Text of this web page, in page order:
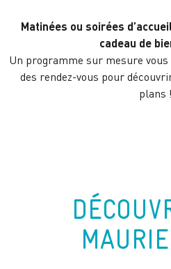
Matinées ou soirées
cadeau de
Un programme sur mesure
des rendez-vous pour
plans !